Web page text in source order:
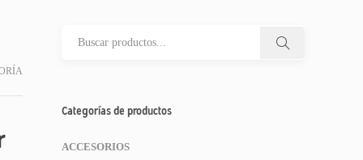
Categorías de productos
ACCESORIOS